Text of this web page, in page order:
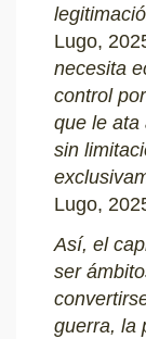
Lugo,
necesita
control
que le ata
sin
Lugo,
Así, el
ser
guerra, la